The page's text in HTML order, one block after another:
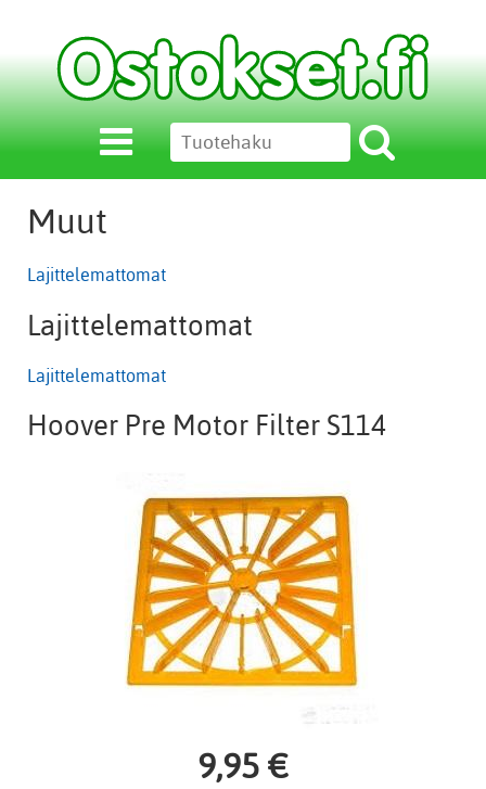
Muut
Lajittelemattomat
Lajittelemattomat
Lajittelemattomat
Hoover Pre Motor Filter S114
9,95 €